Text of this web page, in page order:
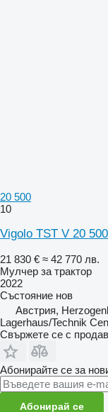
20 500
10
Vigolo TST V 20 500
21 830 € ≈ 42 770 лв.
Мулчер за трактор
2022
Състояние нов
Австрия,
Lagerhaus/Technik
Свържете се с
Абонирайте се за
Абонирай се